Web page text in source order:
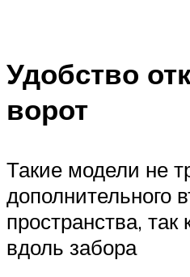
Удобство
ворот
Такие модели не
дополнительного
пространства, так
вдоль забора